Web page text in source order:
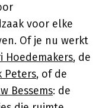
voor elke
Of je nu werkt
Hoedemakers, de
Peters, of de
Bessems: de